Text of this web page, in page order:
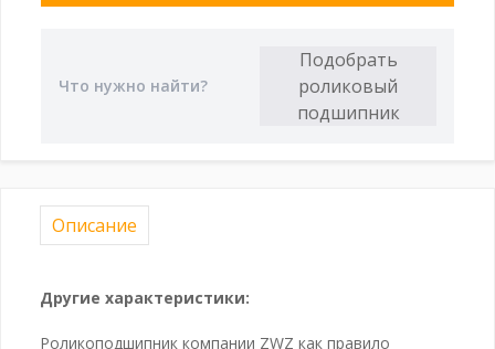
Описание
Другие характеристики:
Роликоподшипник компании ZWZ как правило